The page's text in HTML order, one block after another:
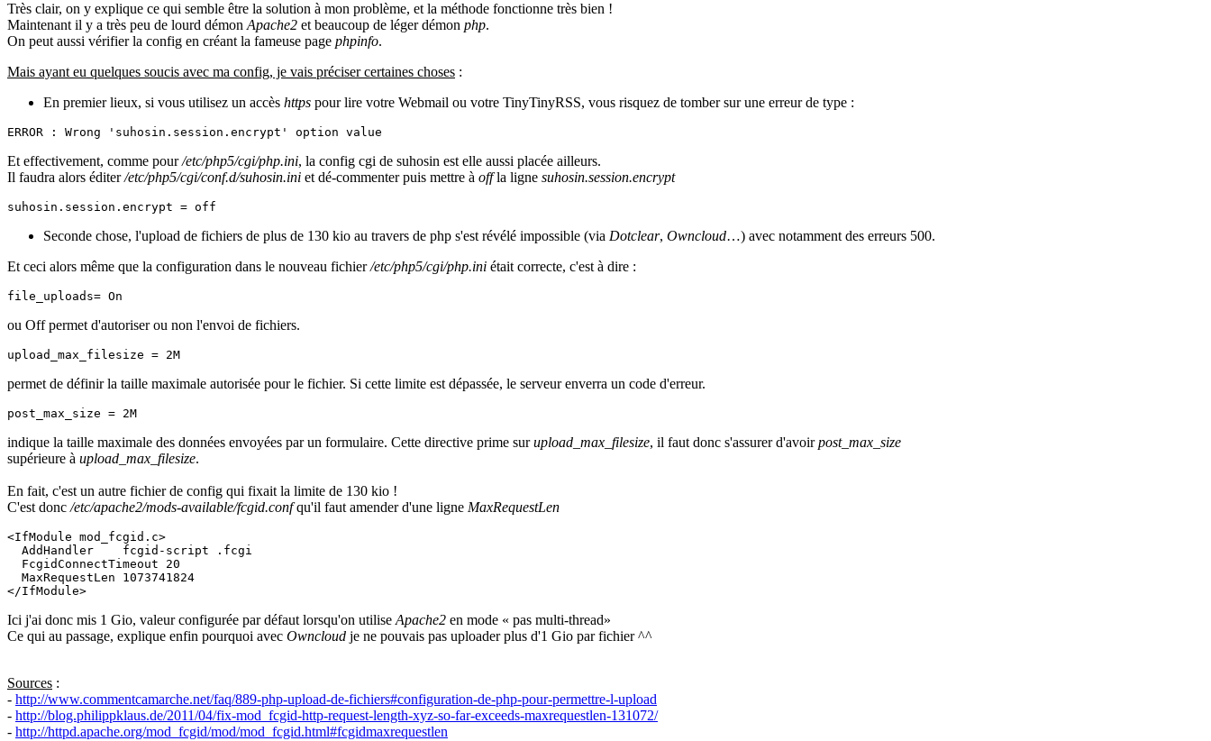
Très clair, on y explique ce qui semble être la solution à mon problème, et la méthode fonctionne très bien !
Maintenant il y a très peu de lourd démon Apache2 et beaucoup de léger démon php.
On peut aussi vérifier la config en créant la fameuse page phpinfo.
Mais ayant eu quelques soucis avec ma config, je vais préciser certaines choses :
En premier lieux, si vous utilisez un accès https pour lire votre Webmail ou votre TinyTinyRSS, vous risquez de tomber sur une erreur de type :
ERROR : Wrong 'suhosin.session.encrypt' option value
Et effectivement, comme pour/etc/php5/cgi/php.ini, la config cgi de suhosin est elle aussi placée ailleurs.
Il faudra alors éditer/etc/php5/cgi/conf.d/suhosin.ini et dé-commenter puis mettre à offla ligne suhosin.session.encrypt
suhosin.session.encrypt = off
Seconde chose, l'upload de fichiers de plus de 130 kio au travers de php s'est révélé impossible (via Dotclear, Owncloud…) avec notamment des erreurs 500.
Et ceci alors même que la configuration dans le nouveau fichier/etc/php5/cgi/php.ini était correcte, c'est à dire :
file_uploads= On
ou Off permet d'autoriser ou non l'envoi de fichiers.
upload_max_filesize = 2M
permet de définir la taille maximale autorisée pour le fichier. Si cette limite est dépassée, le serveur enverra un code d'erreur.
post_max_size = 2M
indique la taille maximale des données envoyées par un formulaire. Cette directive prime surupload_max_filesize, il faut donc s'assurer d'avoirpost_max_size
supérieure à upload_max_filesize.
En fait, c'est un autre fichier de config qui fixait la limite de 130 kio !
C'est donc /etc/apache2/mods-available/fcgid.confqu'il faut amender d'une ligne MaxRequestLen
<IfModule mod_fcgid.c>
  AddHandler    fcgid-script .fcgi
  FcgidConnectTimeout 20
  MaxRequestLen 1073741824
Ici j'ai donc mis 1 Gio, valeur configurée par défaut lorsqu'on utilise Apache2 en mode « pas multi-thread»
Ce qui au passage, explique enfin pourquoi avec Owncloud je ne pouvais pas uploader plus d'1 Gio par fichier ^^
Sources :
- http://www.commentcamarche.net/faq/889-php-upload-de-fichiers#configuration-de-php-pour-permettre-l-upload
- http://blog.philippklaus.de/2011/04/fix-mod_fcgid-http-request-length-xyz-so-far-exceeds-maxrequestlen-131072/
- http://httpd.apache.org/mod_fcgid/mod/mod_fcgid.html#fcgidmaxrequestlen